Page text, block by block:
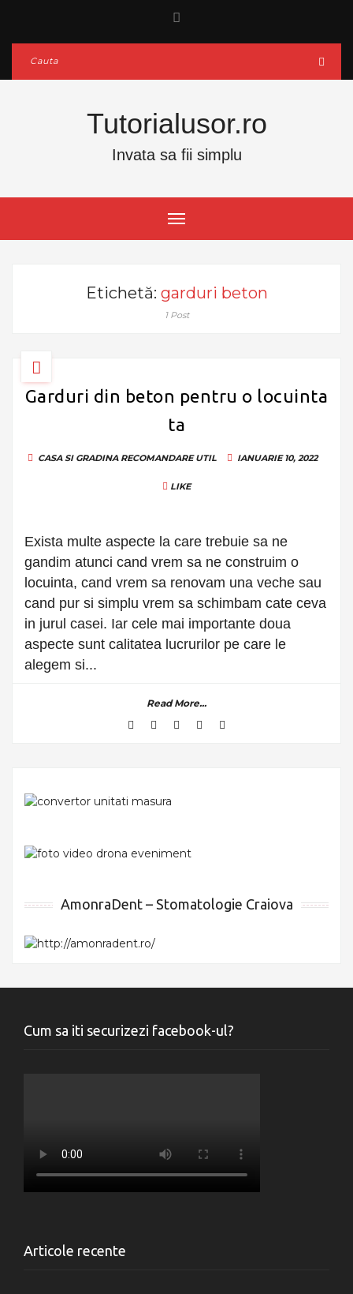
Tutorialusor.ro
Invata sa fii simplu
Etichetă: garduri beton
1 Post
Garduri din beton pentru o locuinta
ta
CASA SI GRADINA RECOMANDARE UTIL IANUARIE 10, 2022
LIKE
Exista multe aspecte la care trebuie sa ne
gandim atunci cand vrem sa ne construim o
locuinta, cand vrem sa renovam una veche sau
cand pur si simplu vrem sa schimbam cate ceva
in jurul casei. Iar cele mai importante doua
aspecte sunt calitatea lucrurilor pe care le
alegem si...
Read More...
AmonraDent – Stomatologie Craiova
Cum sa iti securizezi facebook-ul?
Articole recente